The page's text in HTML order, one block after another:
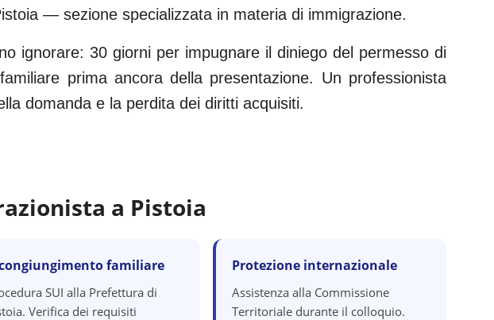
— sezione specializzata in materia di immigrazione.
ignorare: 30 giorni per impugnare il diniego del permesso di
prima ancora della presentazione. Un professionista
domanda e la perdita dei diritti acquisiti.
a Pistoia
familiare
SUI alla Prefettura di
Verifica dei requisiti
Protezione internazionale
Assistenza alla Commissione
Territoriale durante il colloquio.